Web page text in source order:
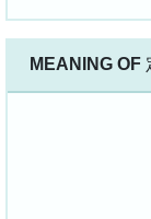
MEANING OF